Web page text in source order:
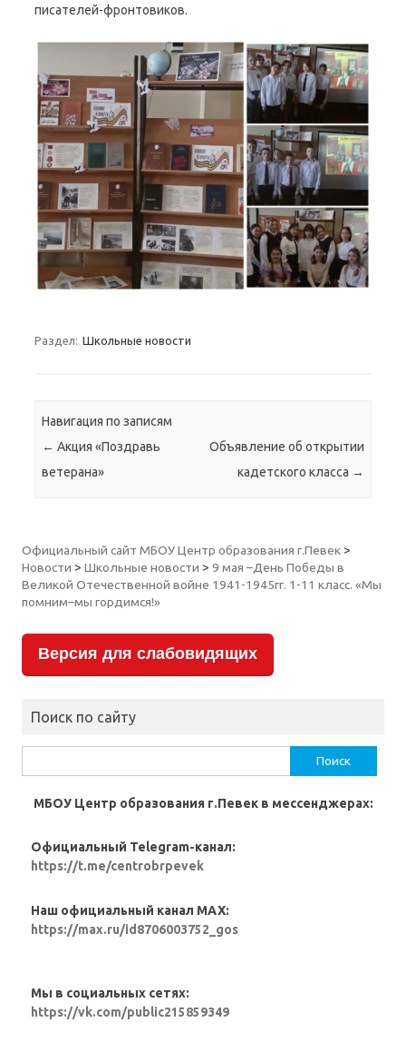
писателей-фронтовиков.
Раздел: Школьные новости
Навигация по записям
← Акция «Поздравь
ветерана»
Объявление об открытии
кадетского класса →
Официальный сайт МБОУ Центр образования г.Певек>
Новости > Школьные новости > 9 мая –День Победы в
Великой Отечественной войне 1941-1945гг. 1-11 класс. «Мы
помним–мы гордимся!»
Версия для слабовидящих
Поиск по сайту
МБОУ Центр образования г.Певек в мессенджерах:
Официальный Telegram-канал:
https://t.me/centrobrpevek
Наш официальный канал MAX:
https://max.ru/id8706003752_gos
Мы в социальных сетях:
https://vk.com/public215859349